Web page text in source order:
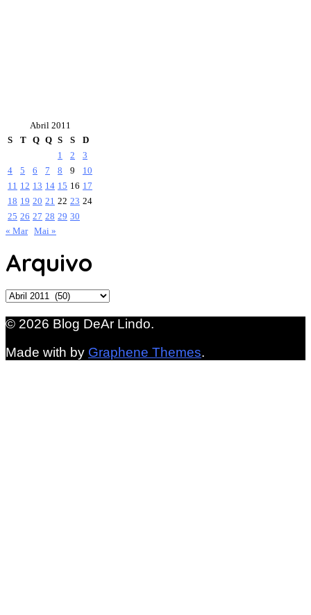
Abril 2011
S
T Q Q S S
D
1
2
3
4
5 6 7 8 9
10
11 12 13 14 15 16 17
18 19 20 21 22 23 24
25 26 27 28 29 30
« Mar Mai »
Arquivo
Arquivo
© 2026 Blog DeAr Lindo.
Made with by Graphene Themes.